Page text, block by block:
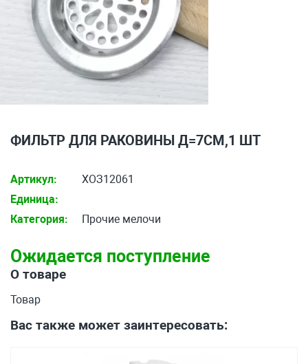
ФИЛЬТР ДЛЯ РАКОВИНЫ Д=7СМ,1 ШТ
Артикул:
ХОЗ12061
Единица:
Категория:
Прочие мелочи
Ожидается поступление
О товаре
Товар
Вас также может заинтересовать: